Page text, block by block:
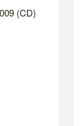
(CD)